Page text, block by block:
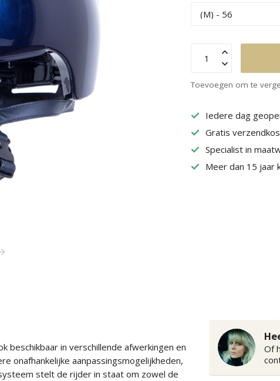
Toevoegen om te
Iedere dag
Gratis
Specialist in
Meer dan 15 jaar
beschikbaar in verschillende afwerkingen en
onafhankelijke aanpassingsmogelijkheden,
stelt de rijder in staat om zowel de
Of